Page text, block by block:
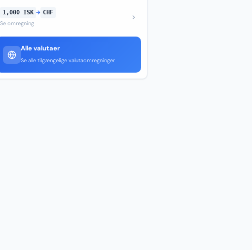
1,000 ISK → CHF
Se omregning
Alle valutaer
Se alle tilgængelige valutaomregninger